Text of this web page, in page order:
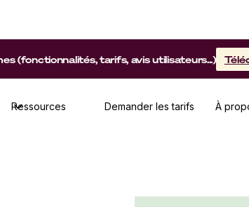
Ressources Demander les tarifs À
(fonctionnalités, tarifs, avis utilisateurs...)